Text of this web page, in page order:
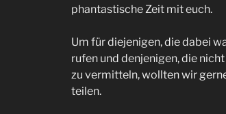
phantastische Zeit mit euch.
Um für diejenigen, die dabei
rufen und denjenigen, die
zu vermitteln, wollten wir
teilen.